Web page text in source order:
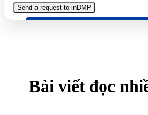
Bài viết đọc